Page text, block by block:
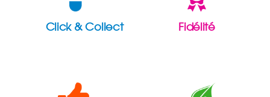
Click & Collect Fidélité